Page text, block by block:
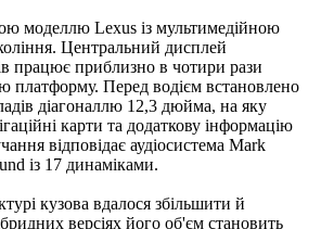
моделлю Lexus із мультимедійною
Центральний дисплей
працює приблизно в чотири рази
платформу. Перед водієм встановлено
діагоналлю 12,3 дюйма, на яку
карти та додаткову інформацію
відповідає аудіосистема Mark
із 17 динаміками.
кузова вдалося збільшити й
версіях його об'єм становить